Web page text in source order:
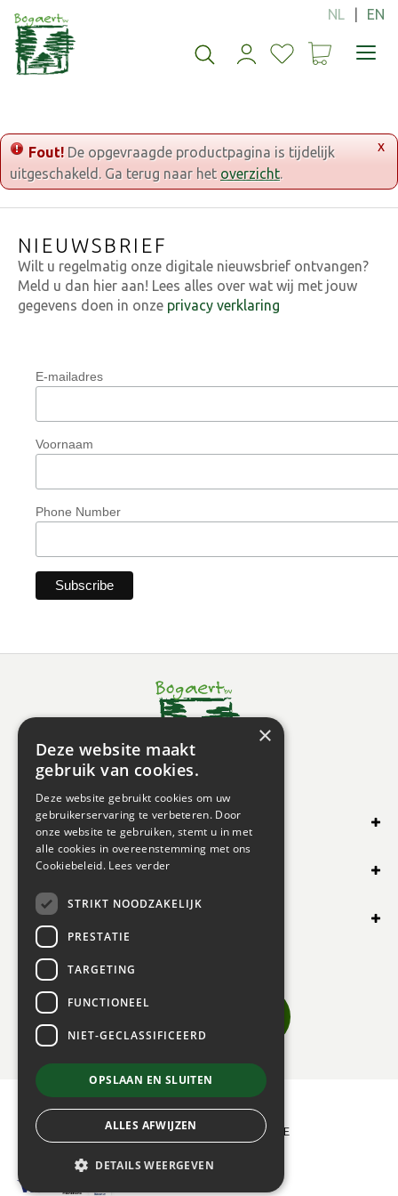
o
t
e
x
Fout! De opgevraagde productpagina is tijdelijk
uitgeschakeld. Ga terug naar het overzicht.
NIEUWSBRIEF
Wilt u regelmatig onze digitale nieuwsbrief ontvangen?
Meld u dan hier aan! Lees alles over wat wij met jouw
gegevens doen in onze privacy verklaring
E-mailadres
Voornaam
Phone Number
SHOP ONLINE
OVERIG
OPENINGSUREN
© 2024 BOGAERT B.V.
GREEN SOLUTIONS| PRIVACY POLICY
ALGEMENE
×
Deze website maakt
gebruik van cookies.
Deze website gebruikt cookies om uw
gebruikerservaring te verbeteren. Door
onze website te gebruiken, stemt u in met
alle cookies in overeenstemming met ons
Cookiebeleid. Lees verder
STRIKT NOODZAKELIJK
PRESTATIE
TARGETING
FUNCTIONEEL
NIET-GECLASSIFICEERD
OPSLAAN EN SLUITEN
ALLES AFWIJZEN
DETAILS WEERGEVEN